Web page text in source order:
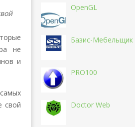
не
и
свой
OpenGL
Базис-Мебельщик
PRO100
Doctor Web